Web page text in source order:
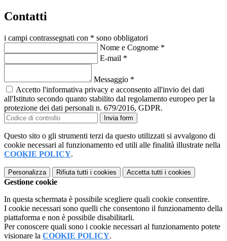
Contatti
i campi contrassegnati con * sono obbligatori
Nome e Cognome *
E-mail *
Messaggio *
Accetto l'informativa privacy e acconsento all'invio dei dati
all'Istituto secondo quanto stabilito dal regolamento europeo per la
protezione dei dati personali n. 679/2016, GDPR.
Invia form
Questo sito o gli strumenti terzi da questo utilizzati si avvalgono di
cookie necessari al funzionamento ed utili alle finalità illustrate nella
COOKIE POLICY.
Personalizza Rifiuta tutti i cookies Accetta tutti i cookies
Gestione cookie
In questa schermata è possibile scegliere quali cookie consentire.
I cookie necessari sono quelli che consentono il funzionamento della
piattaforma e non è possibile disabilitarli.
Per conoscere quali sono i cookie necessari al funzionamento potete
visionare la COOKIE POLICY.